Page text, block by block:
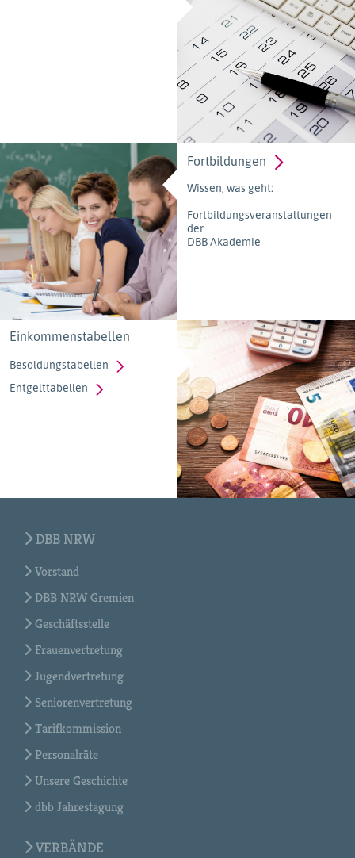
Fortbildungen
Wissen, was geht:
Fortbildungsveranstaltungen
der
DBB Akademie
Einkommenstabellen
Besoldungstabellen
Entgelttabellen
DBB NRW
Vorstand
DBB NRW Gremien
Geschäftsstelle
Frauenvertretung
Jugendvertretung
Seniorenvertretung
Tarifkommission
Personalräte
Unsere Geschichte
dbb Jahrestagung
VERBÄNDE